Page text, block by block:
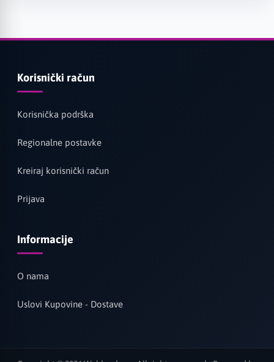
Korisnički račun
Korisnička podrška
Regionalne postavke
Kreiraj korisnički račun
Prijava
Informacije
O nama
Uslovi Kupovine - Dostave